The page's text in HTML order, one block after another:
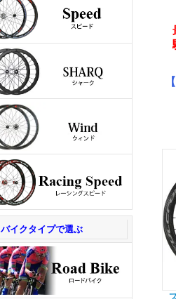
バイクタイプで選ぶ